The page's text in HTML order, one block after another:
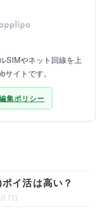
SIMやネット回線を上
イトです。
集ポリシー
イ活は高い？
7日